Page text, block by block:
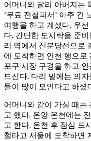
어머니와 달리 아버지는
‘무료 전철피서’ 아주 긴
여행을 하고 계셨다. 우
다. 간단한 도시락을 준
리 역에서 신분당선으로
에 도착하면 인천 행으로
포구 시장 구경을 하고
드신다. 다리 밑에는 의
들이 많이 모인다고 하셨
어머니와 같이 가실 때는
고 했다. 온양 온천에는
고 한다. 온천 후 점심 드
철타고 서울에 도착하면